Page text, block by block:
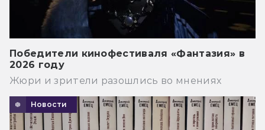
Победители кинофестиваля «Фантазия» в
2026 году
Жюри и зрители разошлись во мнениях
Новости